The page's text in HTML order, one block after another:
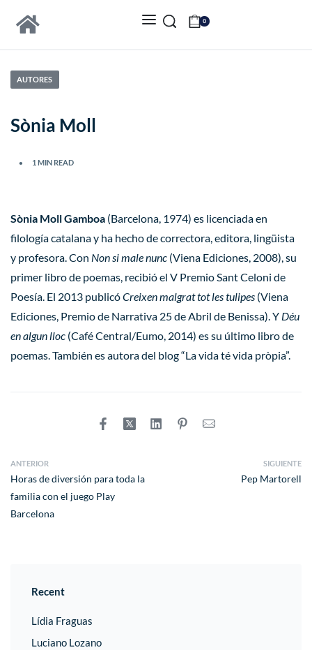
0
AUTORES
Sònia Moll
1 MIN READ
Sònia Moll Gamboa (Barcelona, 1974) es licenciada en
filología catalana y ha hecho de correctora, editora, lingüista
y profesora. Con Non si male nunc (Viena Ediciones, 2008), su
primer libro de poemas, recibió el V Premio Sant Celoni de
Poesía. El 2013 publicóCreixen malgrat tot les tulipes (Viena
Ediciones, Premio de Narrativa 25 de Abril de Benissa). Y Déu
en algun lloc (Café Central/Eumo, 2014) es su último libro de
poemas. También es autora del blog “La vida té vida pròpia”.
ANTERIOR
Horas de diversión para toda la
familia con el juego Play
Barcelona
SIGUIENTE
Pep Martorell
Recent
Lídia Fraguas
Luciano Lozano